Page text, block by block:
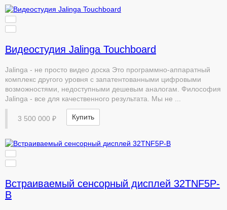
Видеостудия Jalinga Touchboard
Jalinga - не просто видео доска Это программно-аппаратный
комплекс другого уровня с запатентованными цифровыми
возможностями, недоступными дешевым аналогам. Философия
Jalinga - все для качественного результата. Мы не ...
3 500 000 ₽ Купить
Встраиваемый сенсорный дисплей 32TNF5P-
B